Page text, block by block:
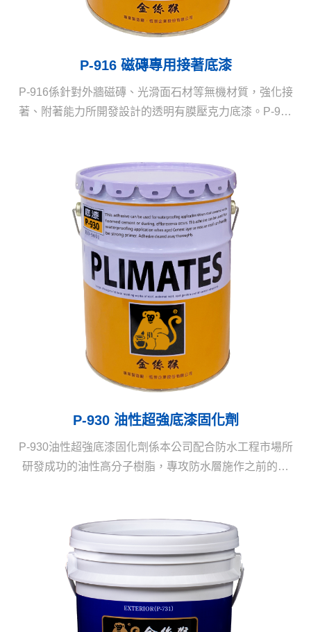
P-916 磁磚專用接著底漆
P-916係針對外牆磁磚、光滑面石材等無機材質，強化接
著、附著能力所開發設計的透明有膜壓克力底漆。P-916
強力的接著，即使浸泡在水中亦有優異的接著能力，是
外牆拉皮工程很適用的接著底漆。
P-930 油性超強底漆固化劑
P-930油性超強底漆固化劑係本公司配合防水工程市場所
研發成功的油性高分子樹脂，專攻防水層施作之前的強